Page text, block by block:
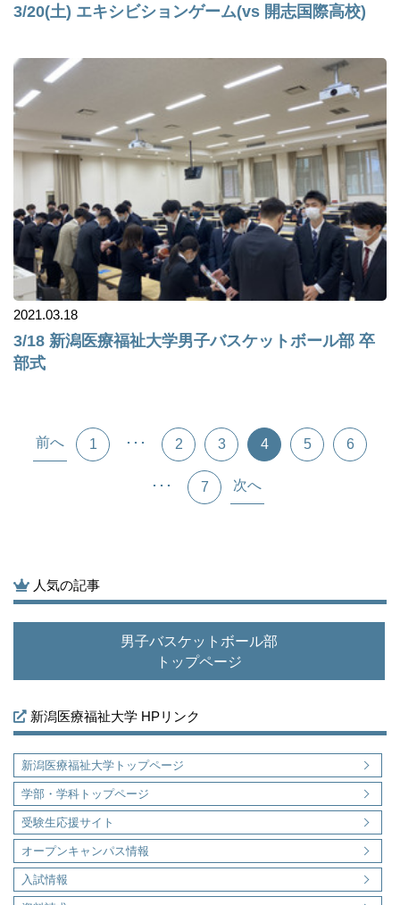
3/20(土) エキシビションゲーム(vs 開志国際高校)
2021.03.18
3/18 新潟医療福祉大学男子バスケットボール部 卒
部式
前へ 1 ･･･ 2 3 4 5 6
･･･ 7 次へ
人気の記事
男子バスケットボール部
トップページ
新潟医療福祉大学 HPリンク
新潟医療福祉大学トップページ
学部・学科トップページ
受験生応援サイト
オープンキャンパス情報
入試情報